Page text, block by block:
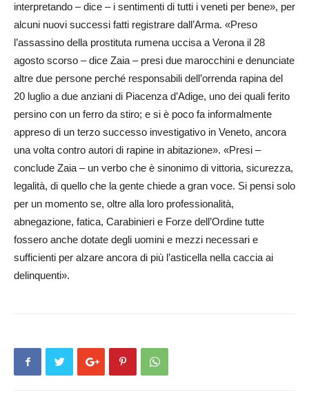
interpretando – dice – i sentimenti di tutti i veneti per bene», per
alcuni nuovi successi fatti registrare dall’Arma. «Preso
l’assassino della prostituta rumena uccisa a Verona il 28
agosto scorso – dice Zaia – presi due marocchini e denunciate
altre due persone perché responsabili dell’orrenda rapina del
20 luglio a due anziani di Piacenza d’Adige, uno dei quali ferito
persino con un ferro da stiro; e si è poco fa informalmente
appreso di un terzo successo investigativo in Veneto, ancora
una volta contro autori di rapine in abitazione». «Presi –
conclude Zaia – un verbo che è sinonimo di vittoria, sicurezza,
legalità, di quello che la gente chiede a gran voce. Si pensi solo
per un momento se, oltre alla loro professionalità,
abnegazione, fatica, Carabinieri e Forze dell’Ordine tutte
fossero anche dotate degli uomini e mezzi necessari e
sufficienti per alzare ancora di più l’asticella nella caccia ai
delinquenti».